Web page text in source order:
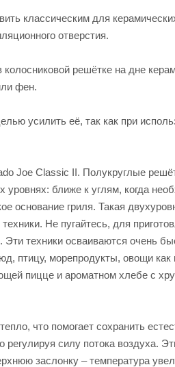
классическим для
отверстия.
решётке на дне
фен.
усилить её, так как при
Joe Classic II. Полукруглые
уровнях: ближе к углям, когда
основание гриля. Такая
Не пугайтесь, для
Эти техники осваиваются очень
птицу, морепродукты, овощи как
пицце и ароматном хлебе с
что помогает сохранить
регулируя силу потока воздуха.
заслонку – температура